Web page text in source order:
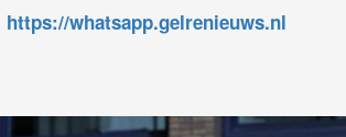
https://whatsapp.gelrenieuws.nl